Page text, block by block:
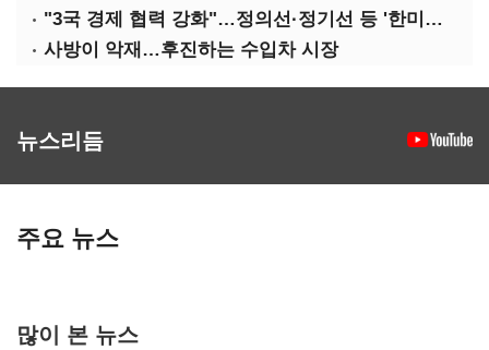
"3국 경제 협력 강화"…정의선·정기선 등 '한미일 경제대화' 참석
사방이 악재…후진하는 수입차 시장
뉴스리듬
주요 뉴스
많이 본 뉴스